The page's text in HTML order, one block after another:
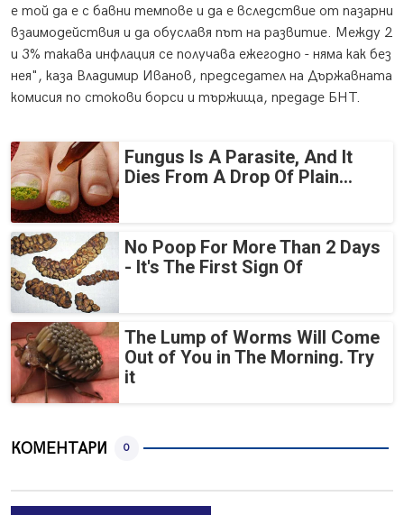
е той да е с бавни темпове и да е вследствие от пазарни
взаимодействия и да обуславя път на развитие. Между 2
и 3% такава инфлация се получава ежегодно - няма как без
нея", каза Владимир Иванов, председател на Държавната
комисия по стокови борси и тържища, предаде БНТ.
Fungus Is A Parasite, And It
Dies From A Drop Of Plain...
No Poop For More Than 2 Days
- It's The First Sign Of
The Lump of Worms Will Come
Out of You in The Morning. Try
it
КОМЕНТАРИ 0